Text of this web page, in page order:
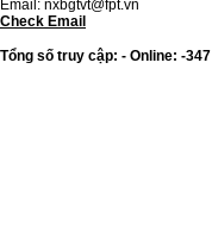
Email: nxbgtvt@fpt.vn
Check Email
Tổng số truy cập: - Online: -347